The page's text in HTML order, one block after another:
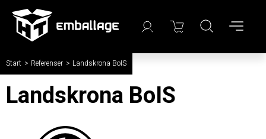
Start / Referenser / Landskrona BoIS
Landskrona BoIS